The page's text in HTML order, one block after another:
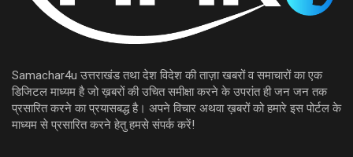
Samachar4u उत्तराखंड तथा देश विदेश की ताज़ा खबरों व समाचारों का एक
डिजिटल माध्यम है जो ख़बरों की उचित समीक्षा करने के उपरांत ही जन जन तक
प्रसारित करने का प्रयासबद्ध है। अपने विचार अथवा ख़बरों को हमारे इस पोर्टल के
माध्यम से प्रसारित करने हेतु हमसे संपर्क करें!